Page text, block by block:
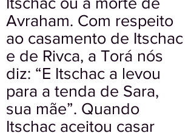
Avraham. Com respeito
ao casamento de Itschac
e de Rivca, a Torá nós
diz: “E Itschac a levou
para a tenda de Sara,
sua mãe”. Quando
Itschac aceitou casar